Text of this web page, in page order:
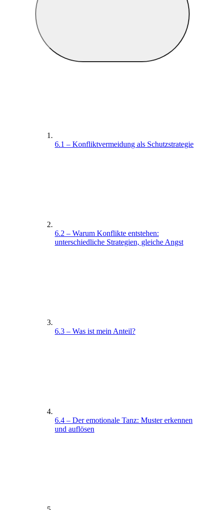
6.1 – Konfliktvermeidung als Schutzstrategie
6.2 – Warum Konflikte entstehen:
unterschiedliche Strategien, gleiche Angst
6.3 – Was ist mein Anteil?
6.4 – Der emotionale Tanz: Muster erkennen
und auflösen